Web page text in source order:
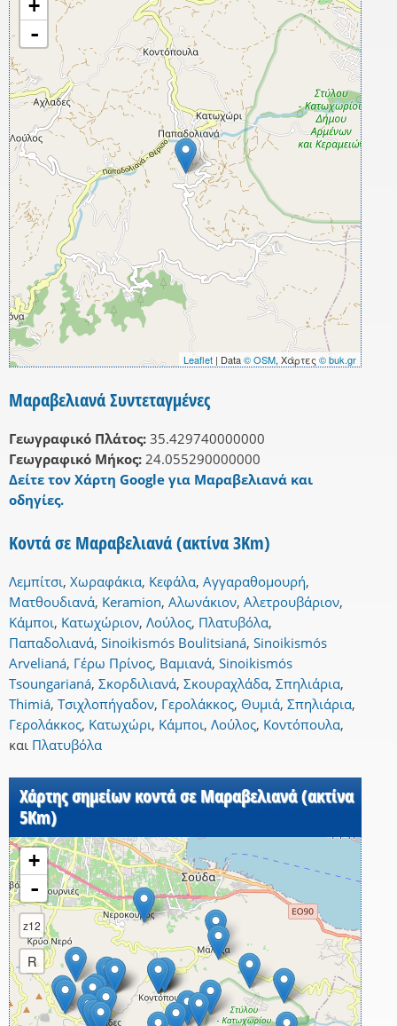
+
-
Leaflet | Data© OSM, Χάρτες © buk.gr
Μαραβελιανά Συντεταγμένες
Γεωγραφικό Πλάτος: 35.429740000000
Γεωγραφικό Μήκος: 24.055290000000
Δείτε τον Χάρτη Google για Μαραβελιανά και
οδηγίες.
Κοντά σε Μαραβελιανά (ακτίνα 3Km)
Λεμπίτσι, Χωραφάκια, Κεφάλα, Αγγαραθομουρή,
Ματθουδιανά, Keramion, Αλωνάκιον, Αλετρουβάριον,
Κάμποι, Κατωχώριον, Λούλος, Πλατυβόλα,
Παπαδολιανά, Sinoikismós Boulitsianá, Sinoikismós
Arvelianá, Γέρω Πρίνος, Βαμιανά, Sinoikismós
Tsoungarianá, Σκορδιλιανά, Σκουραχλάδα, Σπηλιάρια,
Thimiá, Τσιχλοπήγαδον, Γερολάκκος, Θυμιά, Σπηλιάρια,
Γερολάκκος, Κατωχώρι, Κάμποι, Λούλος, Κοντόπουλα,
και Πλατυβόλα
Χάρτης σημείων κοντά σε Μαραβελιανά (ακτίνα
5Km)
+
-
z12
R